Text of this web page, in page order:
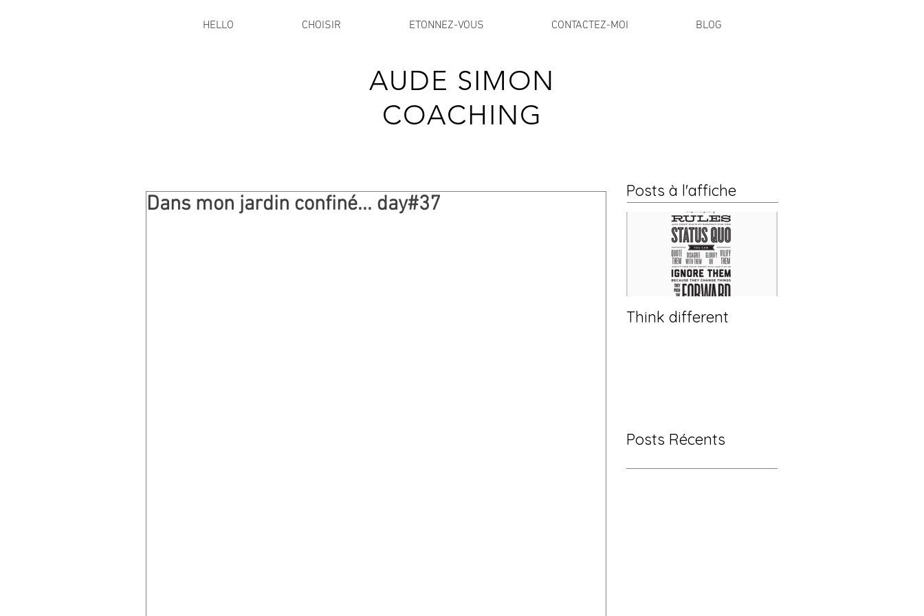
HELLO CHOISIR ETONNEZ-VOUS CONTACTEZ-MOI BLOG
AUDE SIMON
COACHING
Dans mon jardin confiné... day#37
Posts à l'affiche
Think different
Posts Récents